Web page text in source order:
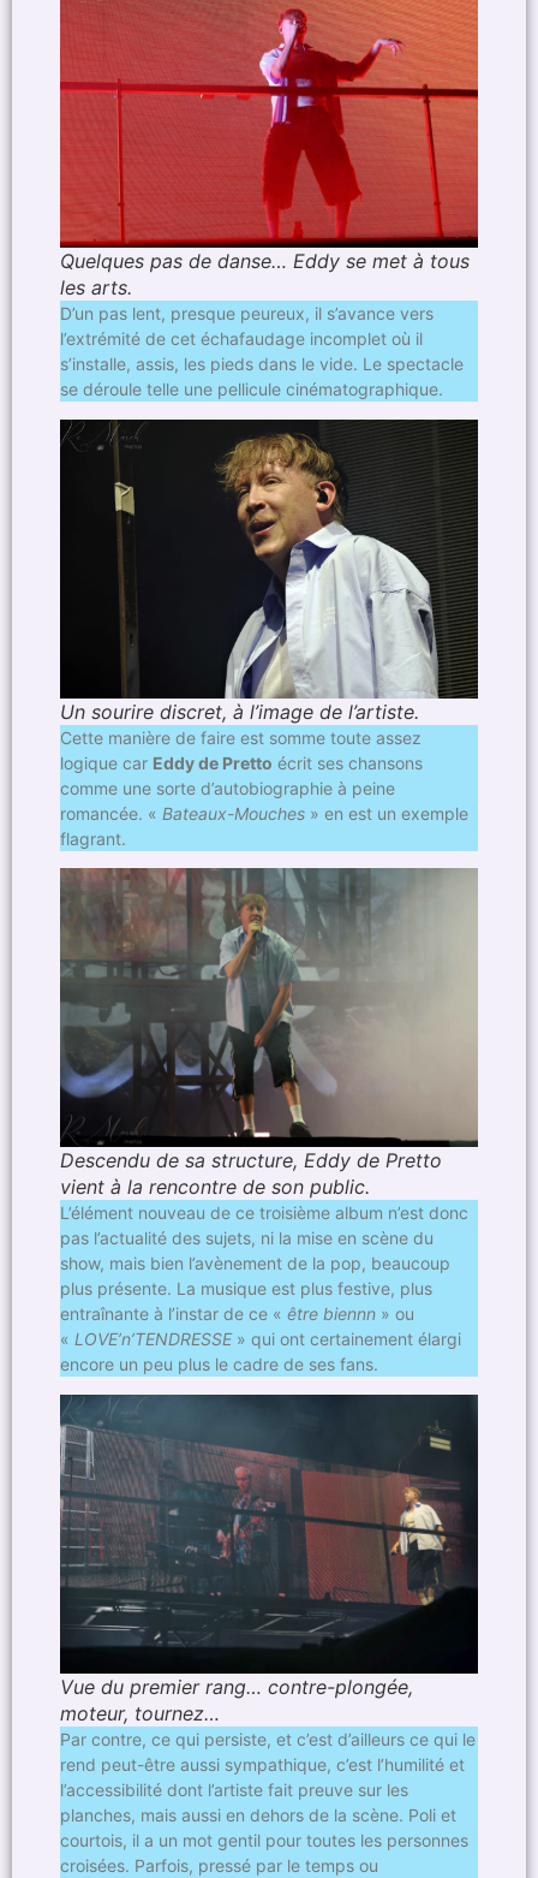
Quelques pas de danse… Eddy se met à tous
les arts.
D’un pas lent, presque peureux, il s’avance vers
l’extrémité de cet échafaudage incomplet où il
s’installe, assis, les pieds dans le vide. Le spectacle
se déroule telle une pellicule cinématographique.
Un sourire discret, à l’image de l’artiste.
Cette manière de faire est somme toute assez
logique car Eddy de Pretto écrit ses chansons
comme une sorte d’autobiographie à peine
romancée. « Bateaux-Mouches » en est un exemple
flagrant.
Descendu de sa structure, Eddy de Pretto
vient à la rencontre de son public.
L’élément nouveau de ce troisième album n’est donc
pas l’actualité des sujets, ni la mise en scène du
show, mais bien l’avènement de la pop, beaucoup
plus présente. La musique est plus festive, plus
entraînante à l’instar de ce « être biennn » ou
« LOVE’n’TENDRESSE» qui ont certainement élargi
encore un peu plus le cadre de ses fans.
Vue du premier rang… contre-plongée,
moteur, tournez…
Par contre, ce qui persiste, et c’est d’ailleurs ce qui le
rend peut-être aussi sympathique, c’est l’humilité et
l’accessibilité dont l’artiste fait preuve sur les
planches, mais aussi en dehors de la scène. Poli et
courtois, il a un mot gentil pour toutes les personnes
croisées. Parfois, pressé par le temps ou